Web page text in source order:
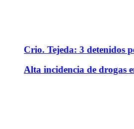
Crio. Tejeda: 3 detenidos
Alta incidencia de drogas